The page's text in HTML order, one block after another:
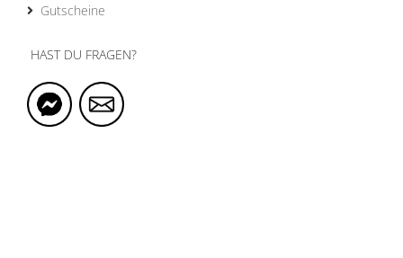
Gutscheine
HAST DU FRAGEN?